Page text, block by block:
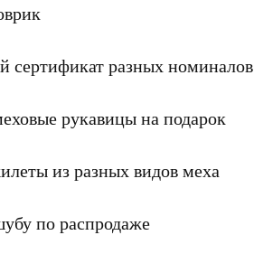
сертификат разных номиналов
рукавицы на подарок
из разных видов меха
по распродаже